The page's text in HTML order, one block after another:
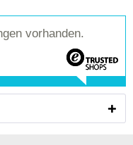
vorhanden.